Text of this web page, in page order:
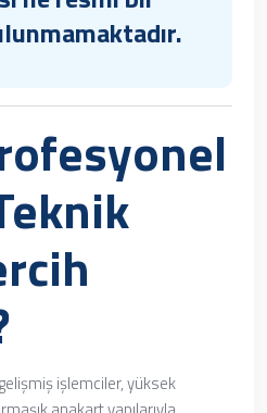
işlemciler, yüksek